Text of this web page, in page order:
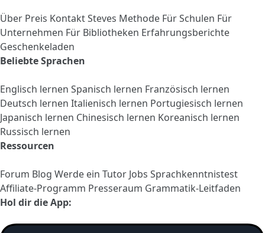
Über Preis KontaktSteves Methode Für Schulen Für
Unternehmen Für Bibliotheken Erfahrungsberichte
Geschenkeladen
Beliebte Sprachen
Englisch lernen Spanisch lernen Französisch lernen
Deutsch lernen Italienisch lernen Portugiesisch lernen
Japanisch lernen Chinesisch lernen Koreanisch lernen
Russisch lernen
Ressourcen
Forum Blog Werde ein Tutor Jobs Sprachkenntnistest
Affiliate-Programm Presseraum Grammatik-Leitfaden
Hol dir die App: